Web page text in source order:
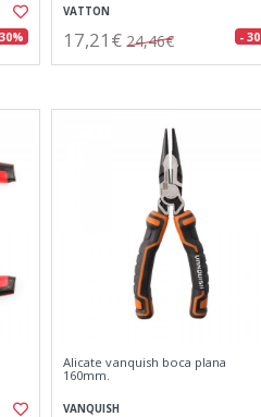
VATTON
17,21€ 24,46€ -
Alicate vanquish boca plana
160mm.
VANQUISH